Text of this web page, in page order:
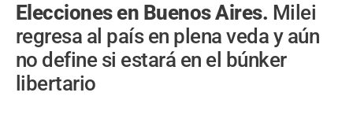
Elecciones en Buenos Aires. Milei
regresa al país en plena veda y aún
no define si estará en el búnker
libertario